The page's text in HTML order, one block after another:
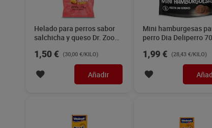
Helado para perros sabor
salchicha y queso Dr. Zoo
1,50 € (30,00 €/KILO)
Añadir
Mini hamburgesas
perro Dia Deliperro
1,99 € (28,43 €/KILO)